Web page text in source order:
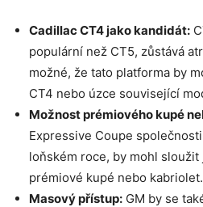
Cadillac CT4 jako kandidát:
populární než CT5, zůstává
možné, že tato platforma by
CT4 nebo úzce související
Možnost prémiového kupé
Expressive Coupe
loňském roce, by mohl
prémiové kupé nebo kabriolet.
Masový přístup: GM by se